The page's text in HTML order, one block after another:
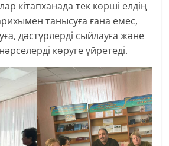
кітапханада тек көрші елдің
танысуға ғана емес,
дәстүрлерді сыйлауға және
нәрселерді көруге үйретеді.